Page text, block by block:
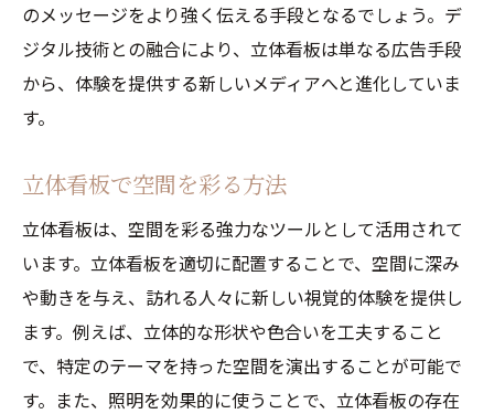
のメッセージをより強く伝える手段となるでしょう。デ
ジタル技術との融合により、立体看板は単なる広告手段
から、体験を提供する新しいメディアへと進化していま
す。
立体看板で空間を彩る方法
立体看板は、空間を彩る強力なツールとして活用されて
います。立体看板を適切に配置することで、空間に深み
や動きを与え、訪れる人々に新しい視覚的体験を提供し
ます。例えば、立体的な形状や色合いを工夫すること
で、特定のテーマを持った空間を演出することが可能で
す。また、照明を効果的に使うことで、立体看板の存在